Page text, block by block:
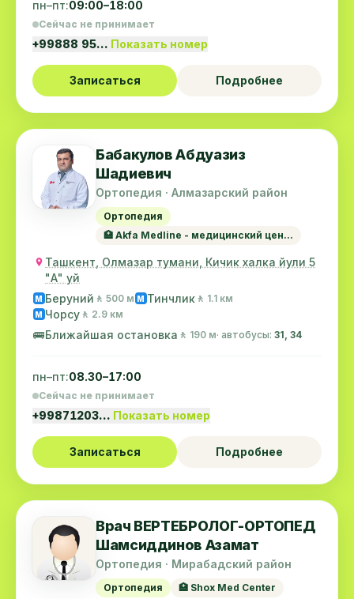
пн–пт:09:00–18:00
Сейчас не принимает
+99888 95… Показать номер
Записаться Подробнее
Бабакулов Абдуазиз
Шадиевич
Ортопедия · Алмазарский район
Ортопедия
🏥 Akfa Medline - медицинский цен...
Ташкент, Олмазар тумани, Кичик халка йули 5
"А" уй
M Беруний 🚶 500 м M Тинчлик 🚶 1.1 км
M Чорсу 🚶 2.9 км
🚌Ближайшая остановка 🚶 190 м· автобусы: 31, 34
пн–пт:08.30–17:00
Сейчас не принимает
+99871203… Показать номер
Записаться Подробнее
Врач ВЕРТЕБРОЛОГ-ОРТОПЕД
Шамсиддинов Азамат
Ортопедия · Мирабадский район
Ортопедия 🏥 Shox Med Center